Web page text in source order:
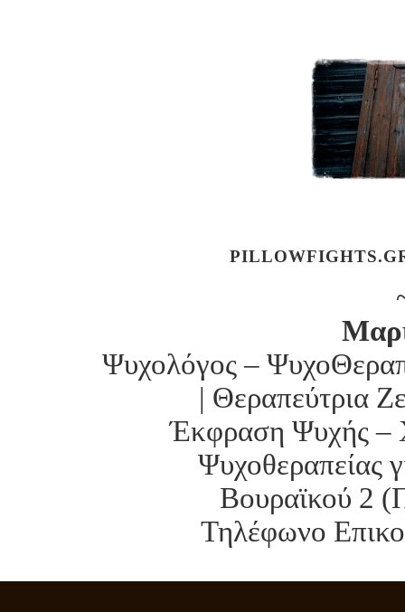
Ψυχολόγος –
| Θεραπεύτρια
Έκφραση Ψυχής –
Ψυχοθεραπείας
Βουραϊκού 2
Τηλέφωνο